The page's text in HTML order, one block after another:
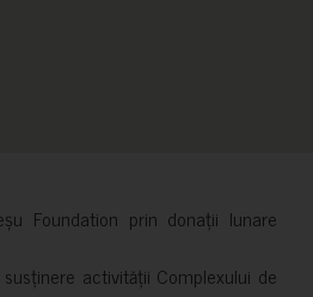
Foundation prin donații lunare
activității Complexului de